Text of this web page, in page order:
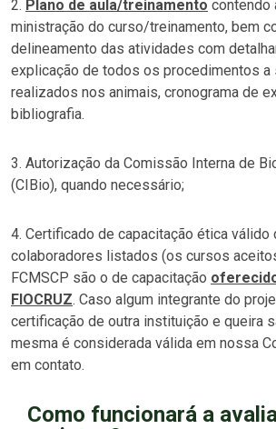
2. Plano de aula/treinamento contendo
ministração do curso/treinamento, bem
delineamento das atividades com
explicação de todos os procedimentos a
realizados nos animais, cronograma de
bibliografia.
3. Autorização da Comissão Interna de
(CIBio), quando necessário;
4. Certificado de capacitação ética válido
colaboradores listados (os cursos
FCMSCP são o de capacitação
FIOCRUZ. Caso algum integrante do
certificação de outra instituição e queira
mesma é considerada válida em nossa
em contato.
Como funcionará a